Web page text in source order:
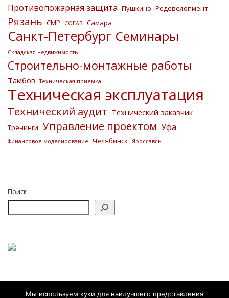
Противопожарная защита Пушкино Редевелопмент
Рязань СМР СОГАЗ Самара
Санкт-Петербург Семинары
Складская недвижимость
Строительно-монтажные работы
Тамбов Техническая приемка
Техническая эксплуатация
Технический аудит Технический заказчик
Тренинги Управление проектом Уфа
Финансовое моделирование Челябинск Ярославль
Поиск
Мы используем куки для наилучшего представления